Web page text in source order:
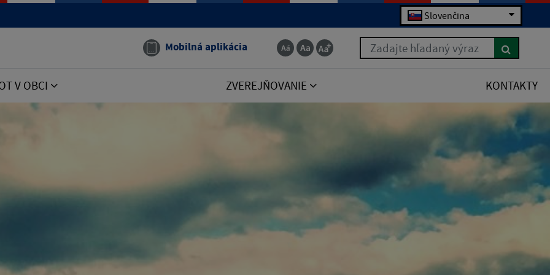
Slovenčina
Mobilná aplikácia Zadajte hľadaný výraz
V OBCI ZVEREJŇOVANIE KONTAKTY